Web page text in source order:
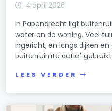
4 april 2026
In Papendrecht ligt
water en de woning. Veel
ingericht, en langs dijken
buitenruimte actief gebruikt.
LEES VERDER